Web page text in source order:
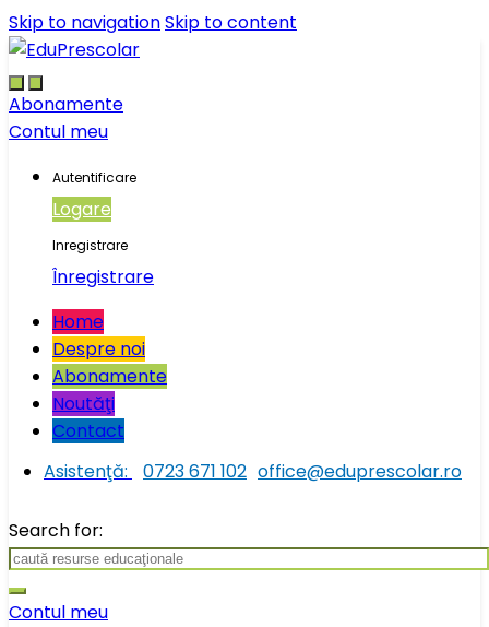
Skip to navigationSkip to content
Abonamente
Contul meu
Autentificare
Logare
Inregistrare
Înregistrare
Home
Despre noi
Abonamente
Noutăţi
Contact
Asistenţă:
0723 671 102 office@eduprescolar.ro
Search for:
Contul meu